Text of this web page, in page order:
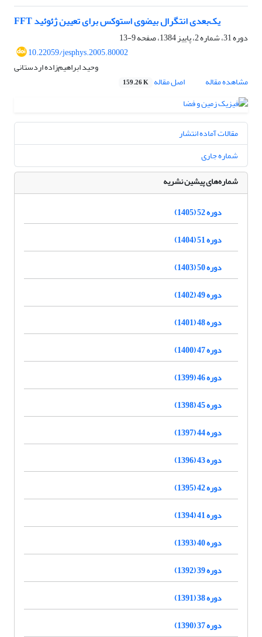
FFT یک‌بعدی انتگرال بیضوی استوکس برای تعیین ژئوئید
دوره 31، شماره 2، پاییز 1384، صفحه
9-13
10.22059/jesphys.2005.80002
وحید ابراهیم‌زاده اردستانی
مشاهده مقاله
اصل مقاله 159.26 K
مقالات آماده انتشار
شماره جاری
شماره‌های پیشین نشریه
دوره 52 (1405)
دوره 51 (1404)
دوره 50 (1403)
دوره 49 (1402)
دوره 48 (1401)
دوره 47 (1400)
دوره 46 (1399)
دوره 45 (1398)
دوره 44 (1397)
دوره 43 (1396)
دوره 42 (1395)
دوره 41 (1394)
دوره 40 (1393)
دوره 39 (1392)
دوره 38 (1391)
دوره 37 (1390)